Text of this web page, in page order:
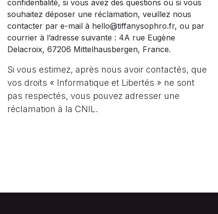
confidentialité, si vous avez des questions ou si vous
souhaitez déposer une réclamation, veuillez nous
contacter par e-mail à hello@tiffanysophro.fr, ou par
courrier à l’adresse suivante : 4A rue Eugène
Delacroix, 67206 Mittelhausbergen, France.
Si vous estimez, après nous avoir contactés, que
vos droits « Informatique et Libertés » ne sont
pas respectés, vous pouvez adresser une
réclamation à la CNIL.